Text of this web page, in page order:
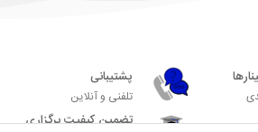
پشتیبانی
تلفنی و آنلاین
تضمین کیفیت برگزاری